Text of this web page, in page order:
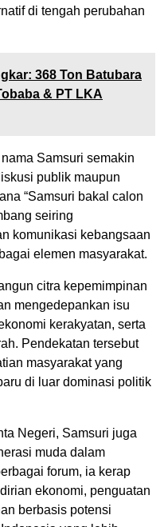
di tengah perubahan
368 Ton Batubara
& PT LKA
Samsuri semakin
publik maupun
“Samsuri bakal calon
seiring
komunikasi kebangsaan
elemen masyarakat.
citra kepemimpinan
mengedepankan isu
kerakyatan, serta
Pendekatan tersebut
masyarakat yang
di luar dominasi politik
Negeri, Samsuri juga
muda dalam
forum, ia kerap
ekonomi, penguatan
berbasis potensi